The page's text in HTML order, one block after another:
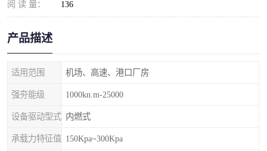
阅 读 量： 136
产品描述
适用范围 机场、高速、港口厂房
强夯能级 1000kn.m-25000
设备驱动型式 内燃式
承载力特征值 150Kpa~300Kpa